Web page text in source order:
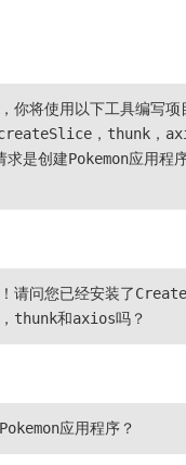
你将使用以下工具编写
，thunk，
是创建Pokemon应用程
请问您已经安装了
thunk和axios吗？
应用程序？